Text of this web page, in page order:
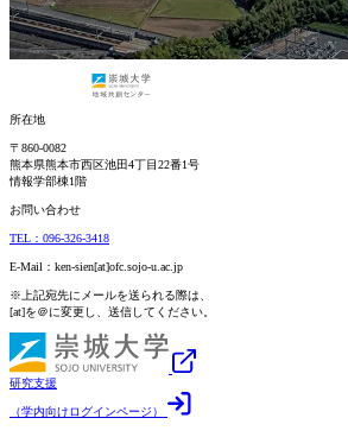
所在地
〒860-0082
熊本県熊本市西区池田4丁目22番1号
情報学部棟1階
お問い合わせ
TEL：096-326-3418
E-Mail：ken-sien[at]ofc.sojo-u.ac.jp
※上記宛先にメールを送られる際は、
[at]を＠に変更し、送信してください。
研究支援
（学内向けログインページ）